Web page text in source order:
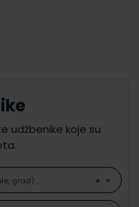
udžbenike koje su
×
grad) ...